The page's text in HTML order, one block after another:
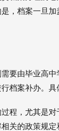
，档案一旦
要由毕业高
档案补办。
程，尤其是
关的政策规